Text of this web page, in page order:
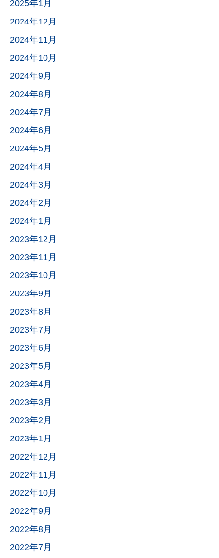
2025年1月
2024年12月
2024年11月
2024年10月
2024年9月
2024年8月
2024年7月
2024年6月
2024年5月
2024年4月
2024年3月
2024年2月
2024年1月
2023年12月
2023年11月
2023年10月
2023年9月
2023年8月
2023年7月
2023年6月
2023年5月
2023年4月
2023年3月
2023年2月
2023年1月
2022年12月
2022年11月
2022年10月
2022年9月
2022年8月
2022年7月